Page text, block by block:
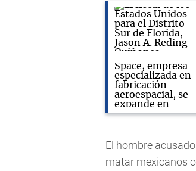
El hombre
matar mexicanos